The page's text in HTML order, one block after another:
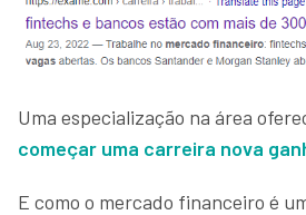
Uma especialização na área
começar uma carreira nova
E como o mercado financeiro é